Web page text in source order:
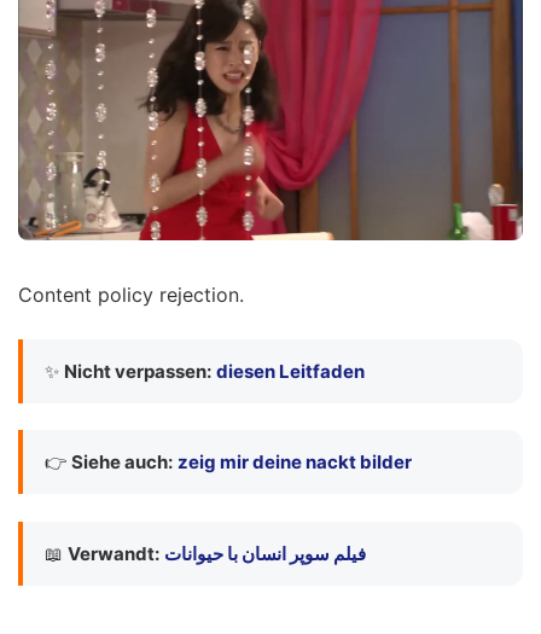
Content policy rejection.
✨ Nicht verpassen: diesen Leitfaden
👉 Siehe auch: zeig mir deine nackt bilder
📖 Verwandt: فیلم سوپر انسان با حیوانات